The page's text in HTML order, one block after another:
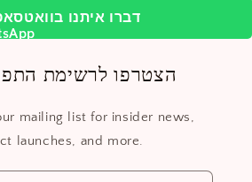
דברו איתנו
הצטרפו לרשימת
mailing list for insider news,
launches, and more.